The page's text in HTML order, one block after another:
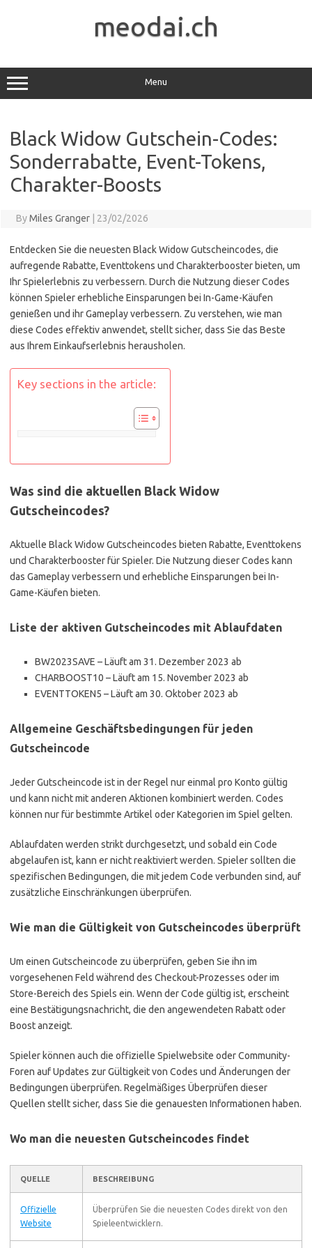
meodai.ch
Menu
Black Widow Gutschein-Codes:
Sonderrabatte, Event-Tokens,
Charakter-Boosts
ByMiles Granger 23/02/2026
Entdecken Sie die neuesten Black Widow Gutscheincodes, die
aufregende Rabatte, Eventtokens und Charakterbooster bieten, um
Ihr Spielerlebnis zu verbessern. Durch die Nutzung dieser Codes
können Spieler erhebliche Einsparungen bei In-Game-Käufen
genießen und ihr Gameplay verbessern. Zu verstehen, wie man
diese Codes effektiv anwendet, stellt sicher, dass Sie das Beste
aus Ihrem Einkaufserlebnis herausholen.
Key sections in the article:
Was sind die aktuellen Black Widow
Gutscheincodes?
Aktuelle Black Widow Gutscheincodes bieten Rabatte, Eventtokens
und Charakterbooster für Spieler. Die Nutzung dieser Codes kann
das Gameplay verbessern und erhebliche Einsparungen bei In-
Game-Käufen bieten.
Liste der aktiven Gutscheincodes mit Ablaufdaten
BW2023SAVE – Läuft am 31. Dezember 2023 ab
CHARBOOST10 – Läuft am 15. November 2023 ab
EVENTTOKEN5 – Läuft am 30. Oktober 2023 ab
Allgemeine Geschäftsbedingungen für jeden
Gutscheincode
Jeder Gutscheincode ist in der Regel nur einmal pro Konto gültig
und kann nicht mit anderen Aktionen kombiniert werden. Codes
können nur für bestimmte Artikel oder Kategorien im Spiel gelten.
Ablaufdaten werden strikt durchgesetzt, und sobald ein Code
abgelaufen ist, kann er nicht reaktiviert werden. Spieler sollten die
spezifischen Bedingungen, die mit jedem Code verbunden sind, auf
zusätzliche Einschränkungen überprüfen.
Wie man die Gültigkeit von Gutscheincodes überprüft
Um einen Gutscheincode zu überprüfen, geben Sie ihn im
vorgesehenen Feld während des Checkout-Prozesses oder im
Store-Bereich des Spiels ein. Wenn der Code gültig ist, erscheint
eine Bestätigungsnachricht, die den angewendeten Rabatt oder
Boost anzeigt.
Spieler können auch die offizielle Spielwebsite oder Community-
Foren auf Updates zur Gültigkeit von Codes und Änderungen der
Bedingungen überprüfen. Regelmäßiges Überprüfen dieser
Quellen stellt sicher, dass Sie die genauesten Informationen haben.
Wo man die neuesten Gutscheincodes findet
QUELLE BESCHREIBUNG
Offizielle
Website
Überprüfen Sie die neuesten Codes direkt von den
Spieleentwicklern.